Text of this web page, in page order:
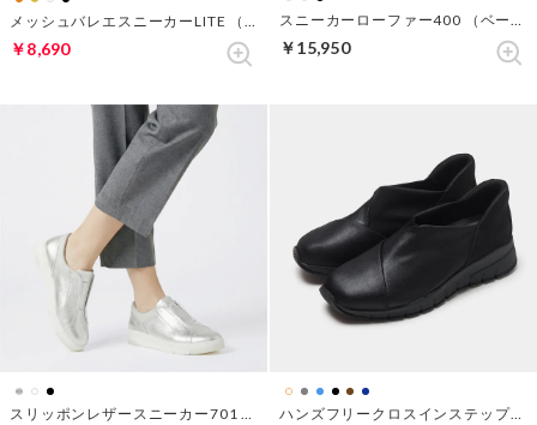
メッシュバレエスニーカーLITE （ライトアプリコット）
￥8,690
スニーカーローファー400 （ベージュ）
￥15,950
スリッポンレザースニーカー701 （シルバー） ハンズフリークロスインステップスニーカー （ブラック）